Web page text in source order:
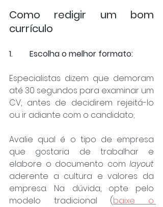
Como redigir um bom
currículo
1.	Escolha o melhor formato:
Especialistas dizem que demoram
até 30 segundos para examinar um
CV, antes de decidirem rejeitá-lo
ou ir adiante com o candidato;
Avalie qual é o tipo de empresa
que gostaria de trabalhar e
elabore o documento com layout
aderente a cultura e valores da
empresa. Na dúvida, opte pelo
modelo tradicional (baixe o